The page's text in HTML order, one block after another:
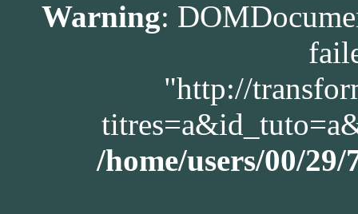
Warning:
"http://
/home/users/00/